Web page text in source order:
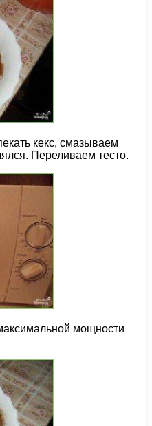
кекс, смазываем
Переливаем тесто.
мощности